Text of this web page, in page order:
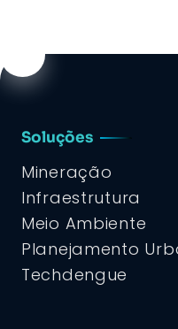
Soluções
Mineração
Infraestrutura
Meio Ambiente
Planejamento
Techdengue